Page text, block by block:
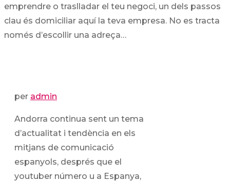
emprendre o traslladar el teu negoci, un dels passos
clau és domiciliar aquí la teva empresa. No es tracta
només d’escollir una adreça…
per admin
Andorra continua sent un tema
d’actualitat i tendència en els
mitjans de comunicació
espanyols, després que el
youtuber número u a Espanya,